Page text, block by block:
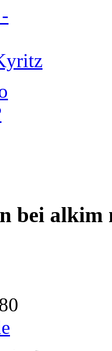
bei alkim